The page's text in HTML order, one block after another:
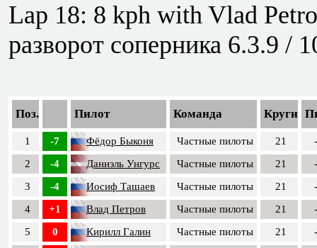
Lap 18: 8 kph with Vlad
разворот соперника 6.3.9 /
Поз. Пилот Команда Круги
1 -7 Фёдор Быконя Частные пилоты 21
-
2
-4 Даниэль Унгурс Частные пилоты 21
-
3
-4 Иосиф Ташаев Частные пилоты 21
-
4
+1 Влад Петров Частные пилоты 21
-
5
0 Кирилл Галин Частные пилоты 21
-